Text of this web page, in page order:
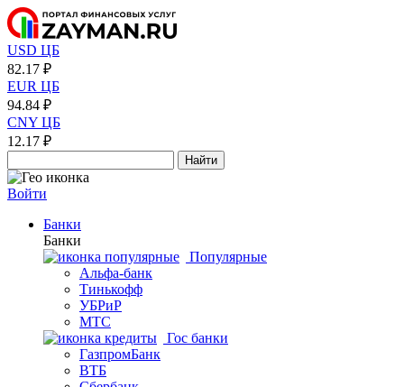
USD ЦБ
82.17 ₽
EUR ЦБ
94.84 ₽
CNY ЦБ
12.17 ₽
Найти
Войти
Банки
Банки
Популярные
Альфа-банк
Тинькофф
УБРиР
МТС
Гос банки
ГазпромБанк
ВТБ